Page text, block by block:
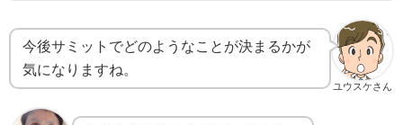
ユウスケさん
今後サミットでどのようなことが決まるかが
気になりますね。